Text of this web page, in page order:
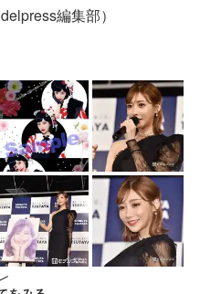
編集部）